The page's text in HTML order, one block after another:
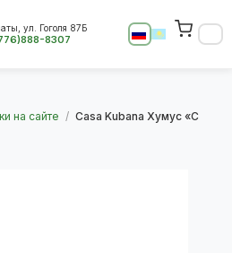
ул. Гоголя 87Б
8307
на сайте / Casa Kubana Хумус «С